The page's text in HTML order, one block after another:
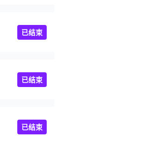
已结束
已结束
已结束